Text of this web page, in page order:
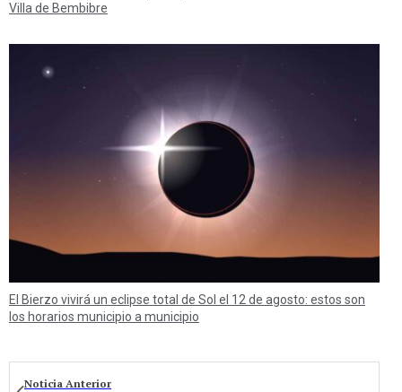
Villa de Bembibre
El Bierzo vivirá un eclipse total de Sol el 12 de agosto: estos son
los horarios municipio a municipio
Noticia Anterior